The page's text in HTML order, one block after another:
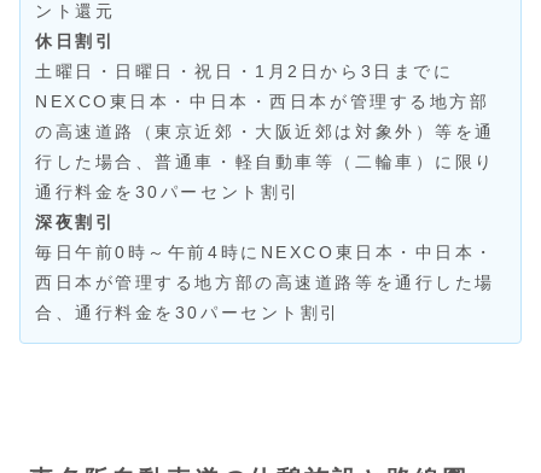
ント還元
休日割引
土曜日・日曜日・祝日・1月2日から3日までに
NEXCO東日本・中日本・西日本が管理する地方部
の高速道路（東京近郊・大阪近郊は対象外）等を通
行した場合、普通車・軽自動車等（二輪車）に限り
通行料金を30パーセント割引
深夜割引
毎日午前0時～午前4時にNEXCO東日本・中日本・
西日本が管理する地方部の高速道路等を通行した場
合、通行料金を30パーセント割引